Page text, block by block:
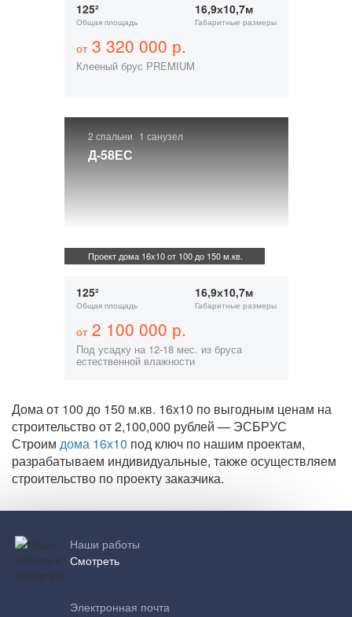
125²
Общая площадь
16,9х10,7м
Габаритные размеры
от3 320 000 р.
Клееный брус PREMIUM
2 спальни 1 санузел
Д-58ЕС
Проект дома 16х10 от 100 до 150 м.кв.
125²
Общая площадь
16,9х10,7м
Габаритные размеры
от2 100 000 р.
Под усадку на 12-18 мес. из бруса
естественной влажности
Дома от 100 до 150 м.кв. 16х10 по выгодным ценам на
строительство от 2,100,000 рублей — ЭСБРУС
Строим дома 16х10 под ключ по нашим проектам,
разрабатываем индивидуальные, также осуществляем
строительство по проекту заказчика.
Наши работы
Смотреть
Электронная почта